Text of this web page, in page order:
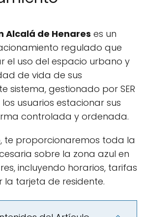
Alcalá de Henares es un
regulado que
el uso del espacio urbano y
de vida de sus
sistema, gestionado por SER
los usuarios estacionar sus
controlada y ordenada.
te proporcionaremos toda la
sobre la zona azul en
incluyendo horarios, tarifas
la tarjeta de residente.